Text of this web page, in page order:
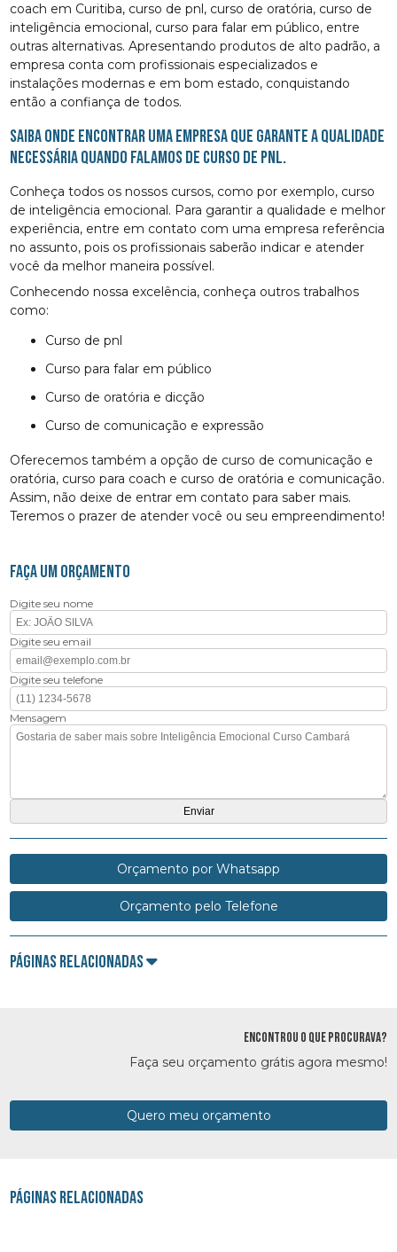
coach em Curitiba, curso de pnl, curso de oratória, curso de
inteligência emocional, curso para falar em público, entre
outras alternativas. Apresentando produtos de alto padrão, a
empresa conta com profissionais especializados e
instalações modernas e em bom estado, conquistando
então a confiança de todos.
Saiba onde encontrar uma empresa que garante a qualidade
necessária quando falamos de curso de pnl.
Conheça todos os nossos cursos, como por exemplo, curso
de inteligência emocional. Para garantir a qualidade e melhor
experiência, entre em contato com uma empresa referência
no assunto, pois os profissionais saberão indicar e atender
você da melhor maneira possível.
Conhecendo nossa excelência, conheça outros trabalhos
como:
curso de pnl
curso para falar em público
curso de oratória e dicção
curso de comunicação e expressão
Oferecemos também a opção de curso de comunicação e
oratória, curso para coach e curso de oratória e comunicação.
Assim, não deixe de entrar em contato para saber mais.
Teremos o prazer de atender você ou seu empreendimento!
FAÇA UM ORÇAMENTO
Digite seu nome
Digite seu email
Digite seu telefone
Mensagem
Orçamento por Whatsapp
Orçamento pelo Telefone
Páginas Relacionadas
ENCONTROU O QUE PROCURAVA?
Faça seu orçamento grátis agora mesmo!
Quero meu orçamento
Páginas Relacionadas